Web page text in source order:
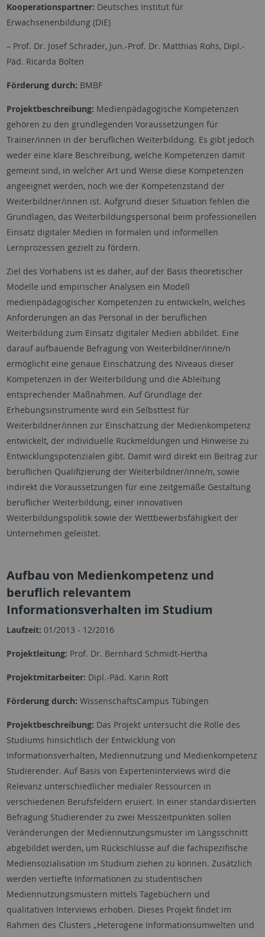
Kooperationspartner: Deutsches Institut für
Erwachsenenbildung (DIE)
– Prof. Dr. Josef Schrader, Jun.-Prof. Dr. Matthias Rohs, Dipl.-
Päd. Ricarda Bolten
Förderung durch: BMBF
Projektbeschreibung: Medienpädagogische Kompetenzen
gehören zu den grundlegenden Voraussetzungen für
Trainer/innen in der beruflichen Weiterbildung. Es gibt jedoch
weder eine klare Beschreibung, welche Kompetenzen damit
gemeint sind, in welcher Art und Weise diese Kompetenzen
angeeignet werden, noch wie der Kompetenzstand der
Weiterbildner/innen ist. Aufgrund dieser Situation fehlen die
Grundlagen, das Weiterbildungspersonal beim professionellen
Einsatz digitaler Medien in formalen und informellen
Lernprozessen gezielt zu fördern.
Ziel des Vorhabens ist es daher, auf der Basis theoretischer
Modelle und empirischer Analysen ein Modell
medienpädagogischer Kompetenzen zu entwickeln, welches
Anforderungen an das Personal in der beruflichen
Weiterbildung zum Einsatz digitaler Medien abbildet. Eine
darauf aufbauende Befragung von Weiterbildner/inne/n
ermöglicht eine genaue Einschätzung des Niveaus dieser
Kompetenzen in der Weiterbildung und die Ableitung
entsprechender Maßnahmen. Auf Grundlage der
Erhebungsinstrumente wird ein Selbsttest für
Weiterbildner/innen zur Einschätzung der Medienkompetenz
entwickelt, der individuelle Rückmeldungen und Hinweise zu
Entwicklungspotenzialen gibt. Damit wird direkt ein Beitrag zur
beruflichen Qualifizierung der Weiterbildner/inne/n, sowie
indirekt die Voraussetzungen für eine zeitgemäße Gestaltung
beruflicher Weiterbildung, einer innovativen
Weiterbildungspolitik sowie der Wettbewerbsfähigkeit der
Unternehmen geleistet.
Aufbau von Medienkompetenz und
beruflich relevantem
Informationsverhalten im Studium
Laufzeit: 01/2013 - 12/2016
Projektleitung: Prof. Dr. Bernhard Schmidt-Hertha
Projektmitarbeiter: Dipl.-Päd. Karin Rott
Förderung durch: WissenschaftsCampus Tübingen
Projektbeschreibung: Das Projekt untersucht die Rolle des
Studiums hinsichtlich der Entwicklung von
Informationsverhalten, Mediennutzung und Medienkompetenz
Studierender. Auf Basis von Experteninterviews wird die
Relevanz unterschiedlicher medialer Ressourcen in
verschiedenen Berufsfeldern eruiert. In einer standardisierten
Befragung Studierender zu zwei Messzeitpunkten sollen
Veränderungen der Mediennutzungsmuster im Längsschnitt
abgebildet werden, um Rückschlüsse auf die fachspezifische
Mediensozialisation im Studium ziehen zu können. Zusätzlich
werden vertiefte Informationen zu studentischen
Mediennutzungsmustern mittels Tagebüchern und
qualitativen Interviews erhoben. Dieses Projekt findet im
Rahmen des Clusters „Heterogene Informationsumwelten und